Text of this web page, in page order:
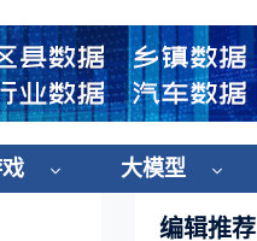
大模型
编辑推荐